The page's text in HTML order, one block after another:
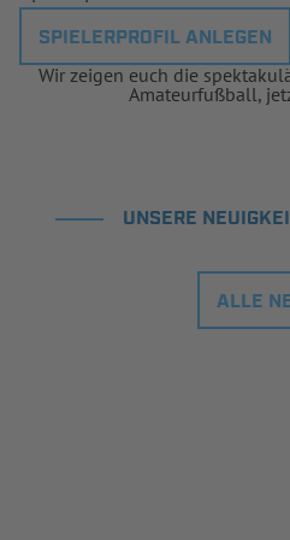
SPIELERPROFIL ANLEGEN
Wir zeigen euch die
Amateurfußball,
UNSERE
ALLE